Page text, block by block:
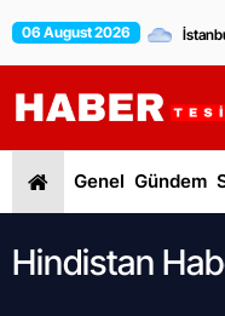
06 August 2026
Genel Gündem
Hindistan